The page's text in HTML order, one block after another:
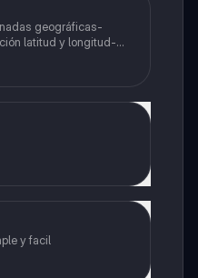
geográficas-
latitud y longitud-
mapa-localización
y facil